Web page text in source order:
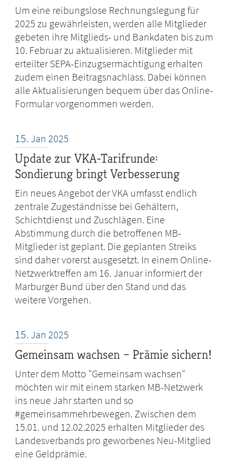
Um eine reibungslose Rechnungslegung für
2025 zu gewährleisten, werden alle Mitglieder
gebeten ihre Mitglieds- und Bankdaten bis zum
10. Februar zu aktualisieren. Mitglieder mit
erteilter SEPA-Einzugsermächtigung erhalten
zudem einen Beitragsnachlass. Dabei können
alle Aktualisierungen bequem über das Online-
Formular vorgenommen werden.
15. Jan 2025
Update zur VKA-Tarifrunde:
Sondierung bringt Verbesserung
Ein neues Angebot der VKA umfasst endlich
zentrale Zugeständnisse bei Gehältern,
Schichtdienst und Zuschlägen. Eine
Abstimmung durch die betroffenen MB-
Mitglieder ist geplant. Die geplanten Streiks
sind daher vorerst ausgesetzt. In einem Online-
Netzwerktreffen am 16. Januar informiert der
Marburger Bund über den Stand und das
weitere Vorgehen.
15. Jan 2025
Gemeinsam wachsen – Prämie sichern!
Unter dem Motto "Gemeinsam wachsen"
möchten wir mit einem starken MB-Netzwerk
ins neue Jahr starten und so
#gemeinsammehrbewegen. Zwischen dem
15.01. und 12.02.2025 erhalten Mitglieder des
Landesverbands pro geworbenes Neu-Mitglied
eine Geldprämie.